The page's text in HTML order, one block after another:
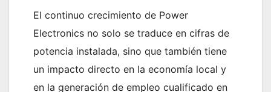
El continuo crecimiento de Power
Electronics no solo se traduce en cifras de
potencia instalada, sino que también tiene
un impacto directo en la economía local y
en la generación de empleo cualificado en